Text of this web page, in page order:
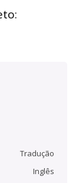
Tradução
Inglês